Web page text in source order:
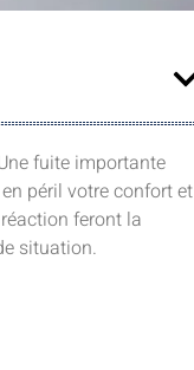
fuite importante
péril votre confort et
feront la
situation.